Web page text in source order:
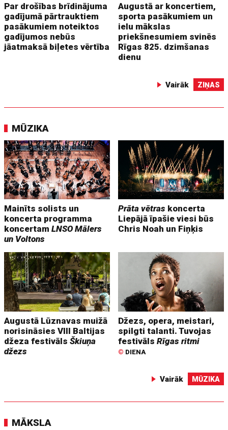
Par drošības brīdinājuma
gadījumā pārtrauktiem
pasākumiem noteiktos
gadījumos nebūs
jāatmaksā biļetes vērtība
Augustā ar koncertiem,
sporta pasākumiem un
ielu mākslas
priekšnesumiem svinēs
Rīgas 825. dzimšanas
dienu
Vairāk ZIŅAS
MŪZIKA
Mainīts solists un
koncerta programma
koncertamLNSO Mālers
un Voltons
Prāta vētras koncerta
Liepājā īpašie viesi būs
Chris Noah un Fiņķis
Augustā Lūznavas muižā
norisināsies VIII Baltijas
džeza festivālsŠkiuņa
džezs
Džezs, opera, meistari,
spilgti talanti. Tuvojas
festivālsRīgas ritmi
© DIENA
Vairāk MŪZIKA
MĀKSLA